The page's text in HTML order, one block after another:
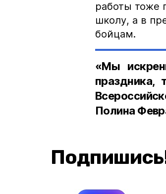
работы тоже
школу, а в
бойцам.
«Мы
праздника,
Полина